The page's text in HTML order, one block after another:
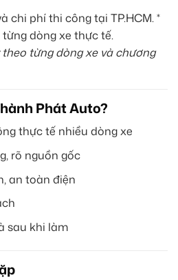
chi phí thi công tại TP.HCM. *
dòng xe thực tế.
từng dòng xe và chương
Phát Auto?
thực tế nhiều dòng xe
rõ nguồn gốc
an toàn điện
sau khi làm